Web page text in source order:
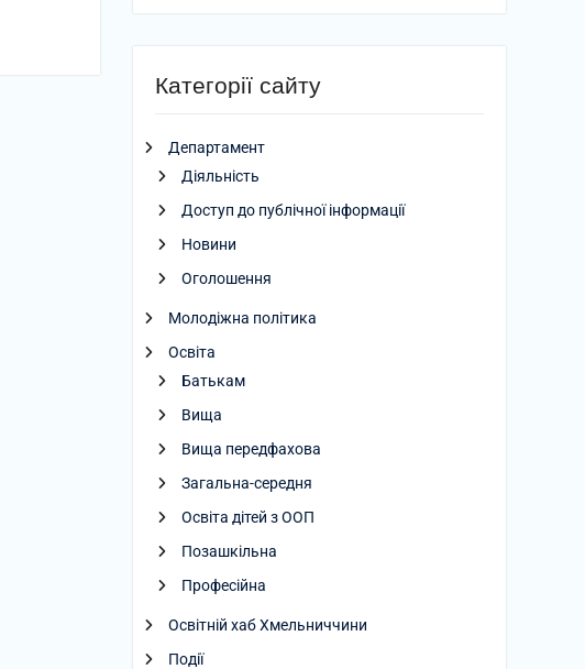
Категорії сайту
Департамент
Діяльність
Доступ до публічної інформації
Новини
Оголошення
Молодіжна політика
Освіта
Батькам
Вища
Вища передфахова
Загальна-середня
Освіта дітей з ООП
Позашкільна
Професійна
Освітній хаб Хмельниччини
Події